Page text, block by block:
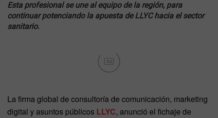
Esta profesional se une al equipo de la región, para
continuar potenciando la apuesta de LLYC hacia el sector
sanitario.
Ad
La firma global de consultoría de comunicación, marketing
digital y asuntos públicos LLYC, anunció el fichaje de